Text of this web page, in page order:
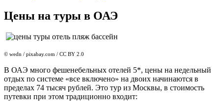
Цены на туры в ОАЭ
© wedn / pixabay.com / CC BY 2.0
В ОАЭ много фешенебельных отелей 5*, цены на недельный
отдых по системе «все включено» на двоих начинаются в
пределах 74 тысяч рублей. Это тур из Москвы, в стоимость
путевки при этом традиционно входит: